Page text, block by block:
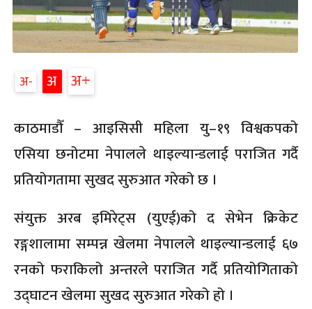
अ अ अ
काठमाडौँ – आइसिसी महिला यु–१९ विश्वकपको
एसिया छनोटमा नेपालले थाइल्यान्डलाई पराजित गर्दै
प्रतियोगतामा सुखद सुरुआत गरेको छ ।
संयुक्त अरब इमिरेट्स (युएई)को द सेभेन क्रिकेट
रङ्गशालामा सम्पन्न खेलमा नेपालले थाइल्यान्डलाई ६७
रनको फराकिलो अन्तरले पराजित गर्दै प्रतियोगिताको
उद्घाटन खेलमा सुखद सुरुआत गरेको हो ।